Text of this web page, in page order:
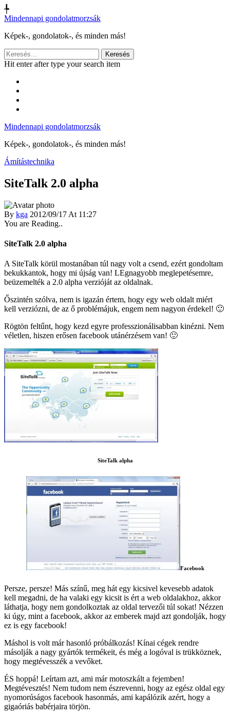
╄
Mindennapi gondolatmorzsák
Képek-, gondolatok-, és minden más!
Keresés:
Hit enter after type your search item
Mindennapi gondolatmorzsák
Képek-, gondolatok-, és minden más!
Ámítástechnika
SiteTalk 2.0 alpha
By kga 2012/09/17 At 11:27
You are Reading..
SiteTalk 2.0 alpha
A SiteTalk körül mostanában túl nagy volt a csend, ezért gondoltam
bekukkantok, hogy mi újság van! LEgnagyobb meglepetésemre,
beüzemelték a 2.0 alpha verzióját az oldalnak.
Őszintén szólva, nem is igazán értem, hogy egy web oldalt miért
kell verziózni, de az ő problémájuk, engem nem nagyon érdekel! 🙂
Rögtön feltűnt, hogy kezd egyre professzionálisabban kinézni. Nem
véletlen, hiszen erősen facebook utánérzésem van! 🙂
SiteTalk alpha
Facebook
Persze, persze! Más színű, meg hát egy kicsivel kevesebb adatok
kell megadni, de ha valaki egy kicsit is ért a web oldalakhoz, akkor
láthatja, hogy nem gondolkoztak az oldal tervezői túl sokat! Nézzen
ki úgy, mint a facebook, akkor az emberek majd azt gondolják, hogy
ez is egy facebook!
Máshol is volt már hasonló próbálkozás! Kínai cégek rendre
másolják a nagy gyártók termékeit, és még a logóval is trükköznek,
hogy megtévesszék a vevőket.
ÉS hoppá! Leírtam azt, ami már motoszkált a fejemben!
Megtévesztés! Nem tudom nem észrevenni, hogy az egész oldal egy
nyomorúságos facebook hasonmás, ami kapálózik azért, hogy a
gigaóriás babérjaira törjön.